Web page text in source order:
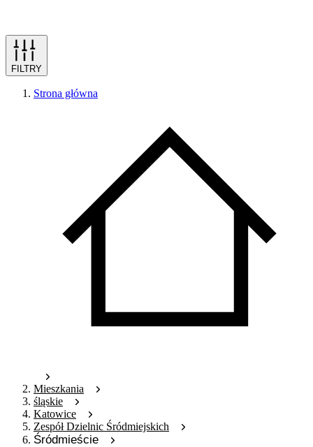
FILTRY
Strona główna
Mieszkania
śląskie
Katowice
Zespół Dzielnic Śródmiejskich
Śródmieście